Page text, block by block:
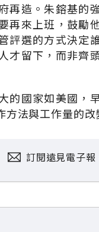
再造。朱鎔基的
再來上班，鼓勵
評選的方式決定
才留下，而非齊
的國家如美國，
法與工作量的
訂閱遠見電子